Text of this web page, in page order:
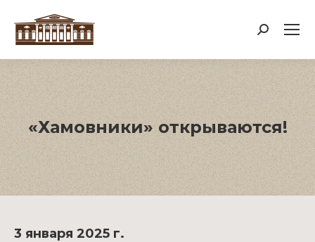
Поиск:
«Хамовники» открываются!
3 января 2025 г.